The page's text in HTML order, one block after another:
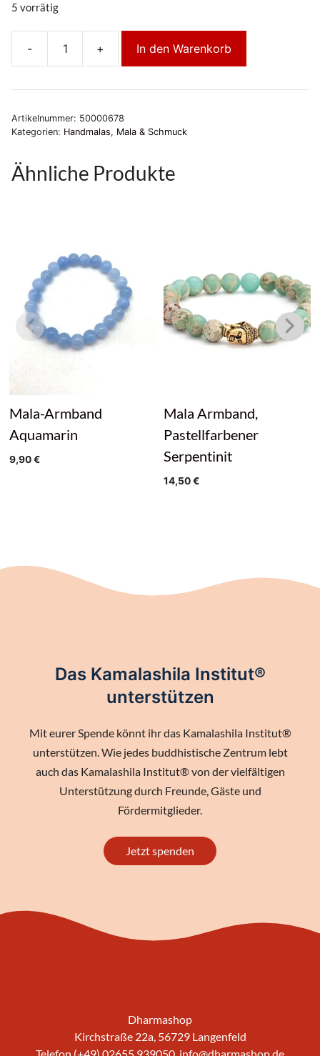
5 vorrätig
-
Handmala-
aus
Samen
+ In den Warenkorb
Artikelnummer: 50000678
Kategorien: Handmalas, Mala & Schmuck
Ähnliche Produkte
Mala-Armband
Aquamarin
9,90€
Mala Armband,
Pastellfarbener
Serpentinit
14,50€
Das Kamalashila Institut®
unterstützen
Mit eurer Spende könnt ihr das Kamalashila Institut®
unterstützen. Wie jedes buddhistische Zentrum lebt
auch das Kamalashila Institut® von der vielfältigen
Unterstützung durch Freunde, Gäste und
Fördermitglieder.
Jetzt spenden
Dharmashop
Kirchstraße 22a, 56729 Langenfeld